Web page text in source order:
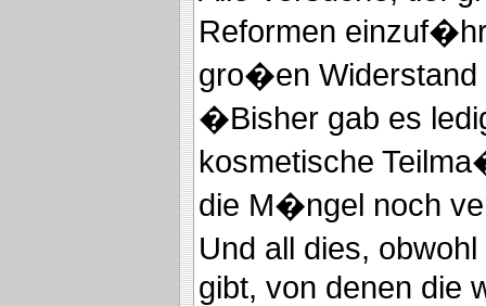
Reformen
gro�en
�Bisher gab es
kosmetische
die M�ngel noch
Und all dies,
gibt, von denen die